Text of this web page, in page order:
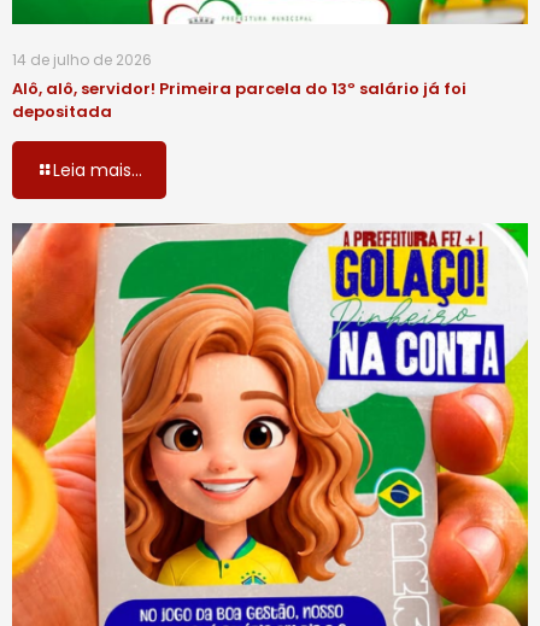
14 de julho de 2026
Alô, alô, servidor! Primeira parcela do 13º salário já foi
depositada
Leia mais...